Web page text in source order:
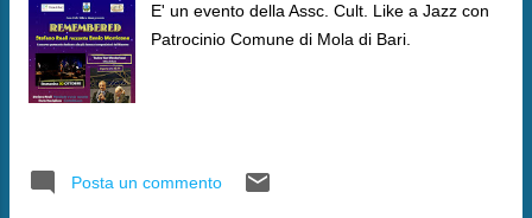
E' un evento della Assc. Cult. Like a Jazz con
Patrocinio Comune di Mola di Bari.
Posta un commento